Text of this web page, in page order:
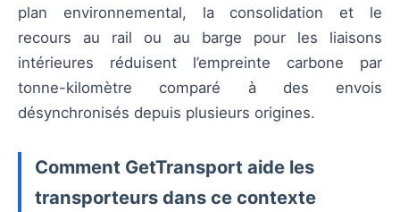
plan environnemental, la consolidation et le
recours au rail ou au barge pour les liaisons
intérieures réduisent l’empreinte carbone par
tonne-kilomètre comparé à des envois
désynchronisés depuis plusieurs origines.
Comment GetTransport aide les
transporteurs dans ce contexte